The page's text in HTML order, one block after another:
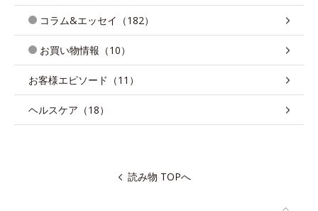
コラム&エッセイ（182）
お買い物情報（10）
お客様エピソード（11）
ヘルスケア（18）
読み物 TOPへ